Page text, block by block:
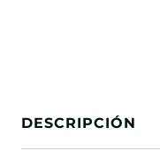
DESCRIPCIÓN